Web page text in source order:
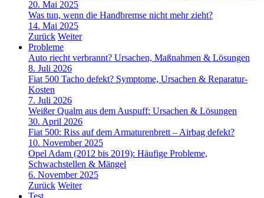
20. Mai 2025
Was tun, wenn die Handbremse nicht mehr zieht?
14. Mai 2025
Zurück Weiter
Probleme
Auto riecht verbrannt? Ursachen, Maßnahmen & Lösungen
8. Juli 2026
Fiat 500 Tacho defekt? Symptome, Ursachen & Reparatur-
Kosten
7. Juli 2026
Weißer Qualm aus dem Auspuff: Ursachen & Lösungen
30. April 2026
Fiat 500: Riss auf dem Armaturenbrett – Airbag defekt?
10. November 2025
Opel Adam (2012 bis 2019): Häufige Probleme,
Schwachstellen & Mängel
6. November 2025
Zurück Weiter
Test